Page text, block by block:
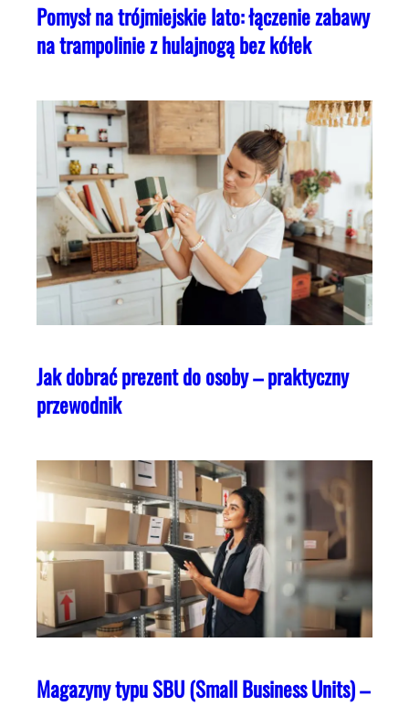
Pomysł na trójmiejskie lato: łączenie zabawy
na trampolinie z hulajnogą bez kółek
Jak dobrać prezent do osoby – praktyczny
przewodnik
Magazyny typu SBU (Small Business Units) –